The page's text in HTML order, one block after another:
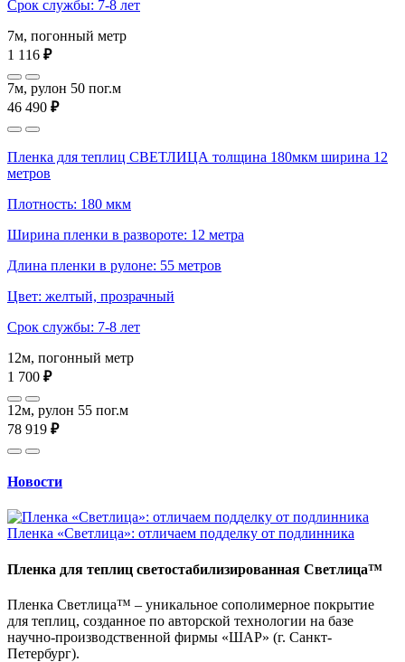
Срок службы: 7-8 лет
7м, погонный метр
1 116 ₽
7м, рулон 50 пог.м
46 490 ₽
Пленка для теплиц СВЕТЛИЦА толщина 180мкм ширина 12
метров
Плотность: 180 мкм
Ширина пленки в развороте: 12 метра
Длина пленки в рулоне: 55 метров
Цвет: желтый, прозрачный
Срок службы: 7-8 лет
12м, погонный метр
1 700 ₽
12м, рулон 55 пог.м
78 919 ₽
Новости
Пленка «Светлица»: отличаем подделку от подлинника
Пленка для теплиц светостабилизированная Светлица™
Пленка Светлица™ – уникальное сополимерное покрытие
для теплиц, созданное по авторской технологии на базе
научно-производственной фирмы «ШАР» (г. Санкт-
Петербург).